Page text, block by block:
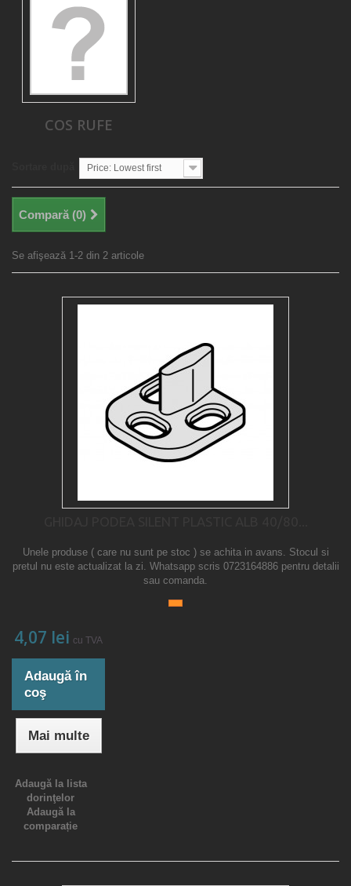
COS RUFE
Price: Lowest first
Compară (0)
Se afişează 1-2 din 2 articole
Unele produse ( care nu sunt pe stoc ) se achita in avans. Stocul si
pretul nu este actualizat la zi. Whatsapp scris 0723164886 pentru detalii
sau comanda.
4,07 lei cu TVA
Adaugă în
coş
Mai multe
Adaugă la lista
dorinţelor
Adaugă la
comparație